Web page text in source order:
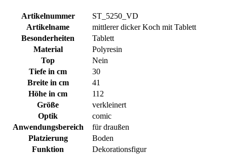
Artikelnummer
ST_5250_VD
Artikelname
mittlerer dicker Koch mit Tablett
Besonderheiten
Tablett
Material
Polyresin
Top
Nein
Tiefe in cm
30
Breite in cm
41
Höhe in cm
112
Größe
verkleinert
Optik
comic
Anwendungsbereich
für draußen
Platzierung
Boden
Funktion
Dekorationsfigur